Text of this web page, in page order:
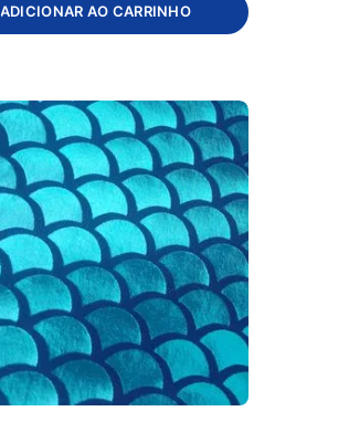
ADICIONAR AO CARRINHO